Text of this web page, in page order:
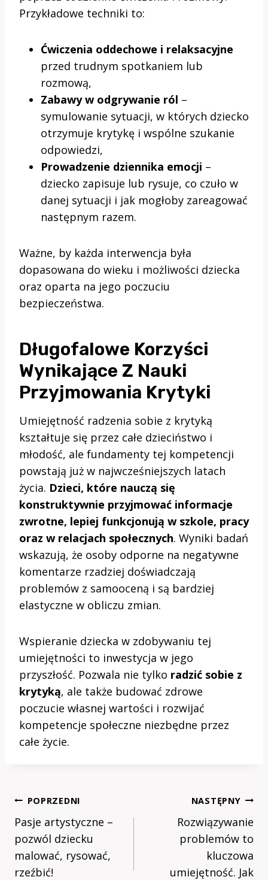
Przykładowe techniki to:
Ćwiczenia oddechowe i relaksacyjne
przed trudnym spotkaniem lub
rozmową,
Zabawy w odgrywanie ról –
symulowanie sytuacji, w których dziecko
otrzymuje krytykę i wspólne szukanie
odpowiedzi,
Prowadzenie dziennika emocji –
dziecko zapisuje lub rysuje, co czuło w
danej sytuacji i jak mogłoby zareagować
następnym razem.
Ważne, by każda interwencja była
dopasowana do wieku i możliwości dziecka
oraz oparta na jego poczuciu
bezpieczeństwa.
Długofalowe Korzyści
Wynikające Z Nauki
Przyjmowania Krytyki
Umiejętność radzenia sobie z krytyką
kształtuje się przez całe dzieciństwo i
młodość, ale fundamenty tej kompetencji
powstają już w najwcześniejszych latach
życia. Dzieci, które nauczą się
konstruktywnie przyjmować informacje
zwrotne, lepiej funkcjonują w szkole, pracy
oraz w relacjach społecznych. Wyniki badań
wskazują, że osoby odporne na negatywne
komentarze rzadziej doświadczają
problemów z samooceną i są bardziej
elastyczne w obliczu zmian.
Wspieranie dziecka w zdobywaniu tej
umiejętności to inwestycja w jego
przyszłość. Pozwala nie tylko radzić sobie z
krytyką, ale także budować zdrowe
poczucie własnej wartości i rozwijać
kompetencje społeczne niezbędne przez
całe życie.
Nawigacja
Wpisu
POPRZEDNI
Pasje artystyczne –
pozwól dziecku
malować, rysować,
rzeźbić!
NASTĘPNY
Rozwiązywanie
problemów to
kluczowa
umiejętność. Jak